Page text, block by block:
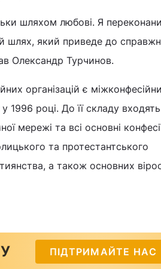
шляхом любові. Я
шлях, який приведе до
Олександр Турчинов.
організацій є
році. До її складу
мережі та всі основні
та протестантського
а також основних
ПІДТРИМАЙТЕ НАС